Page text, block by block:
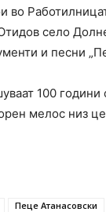
во
село
и песни
100
мелос низ
Пеце Атанасовски